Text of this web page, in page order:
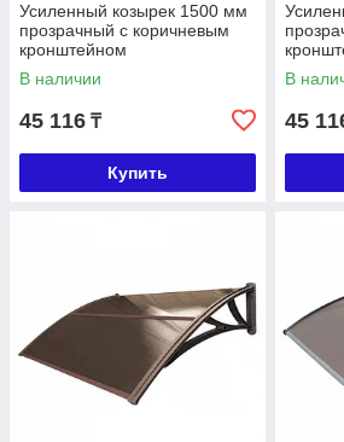
Усиленный козырек 1500 мм
прозрачный с коричневым
кронштейном
В наличии
45 116 ₸
Купить
В
45